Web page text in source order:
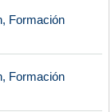
Formación
Formación